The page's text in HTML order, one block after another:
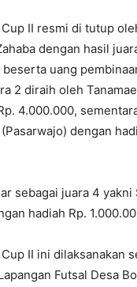
II resmi di tutup
dengan hasil
beserta uang
2 diraih oleh
4.000.000,
dengan
sebagai juara 4 yakni
hadiah Rp.
II ini dilaksanakan
Futsal Desa